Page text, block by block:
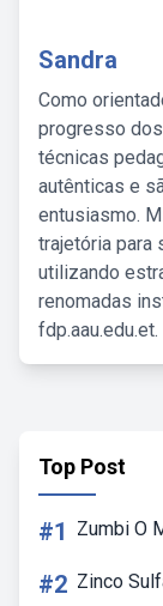
Sandra
Como
progresso
técnicas
autênticas e
entusiasmo.
trajetória para
utilizando
renomadas
fdp.aau.edu.et.
Top Post
#1 Zumbi O
#2 Zinco